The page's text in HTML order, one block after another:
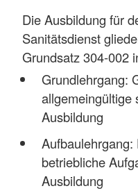
Die Ausbildung für
Sanitätsdienst
Grundsatz 304-002
Grundlehrgang:
allgemeingültige
Ausbildung
betriebliche
Ausbildung